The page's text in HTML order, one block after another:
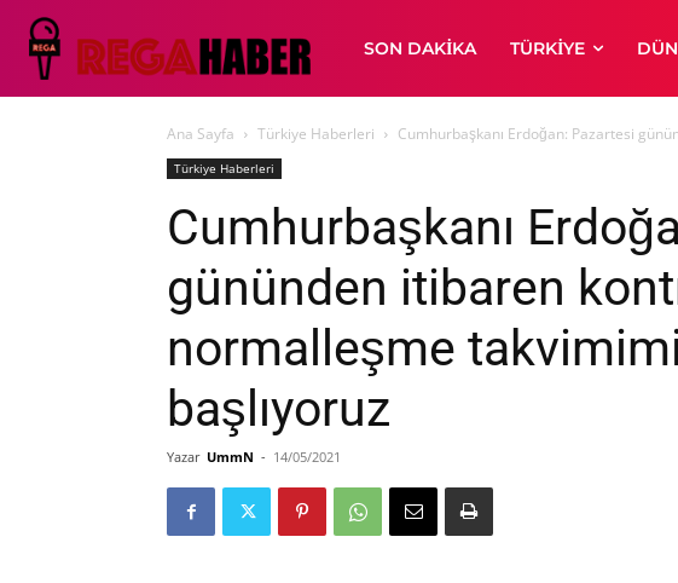
SON DAKIKA TÜRKIYE
Ana Sayfa Türkiye Haberleri Cumhurbaşkanı Erdoğan: Pazartesi
Türkiye Haberleri
Cumhurbaşkanı
gününden itibaren
normalleşme
başlıyoruz
Yazar UmmN - 14/05/2021